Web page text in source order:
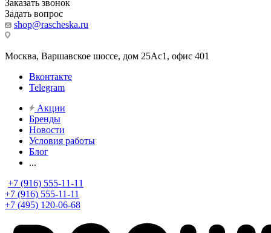
Заказать звонок
Задать вопрос
shop@rascheska.ru
Москва, Варшавское шоссе, дом 25Аc1, офис 401
Вконтакте
Telegram
Акции
Бренды
Новости
Условия работы
Блог
...
+7 (916) 555-11-11
+7 (916) 555-11-11
+7 (495) 120-06-68